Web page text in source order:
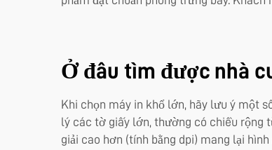
Ở đâu tìm được nhà
Khi chọn máy in khổ lớn, hãy lưu ý một
lý các tờ giấy lớn, thường có chiều rộng
giải cao hơn (tính bằng dpi) mang lại